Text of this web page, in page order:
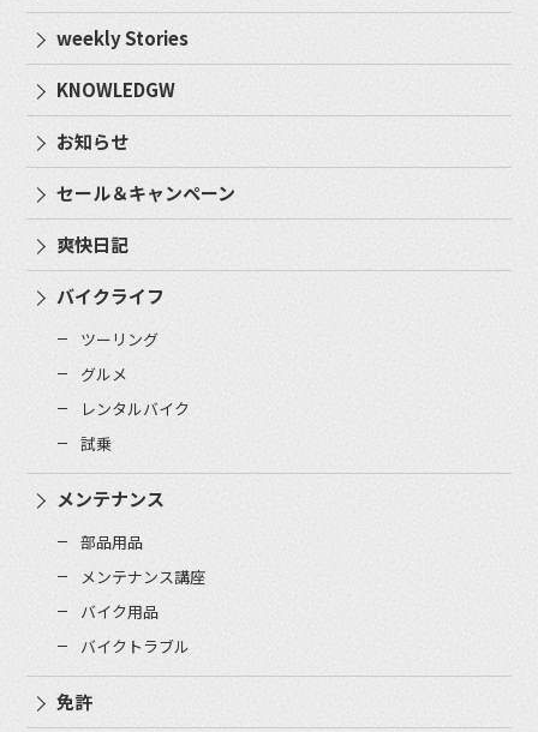
weekly Stories
KNOWLEDGW
お知らせ
セール＆キャンペーン
爽快日記
バイクライフ
ツーリング
グルメ
レンタルバイク
試乗
メンテナンス
部品用品
メンテナンス講座
バイク用品
バイクトラブル
免許